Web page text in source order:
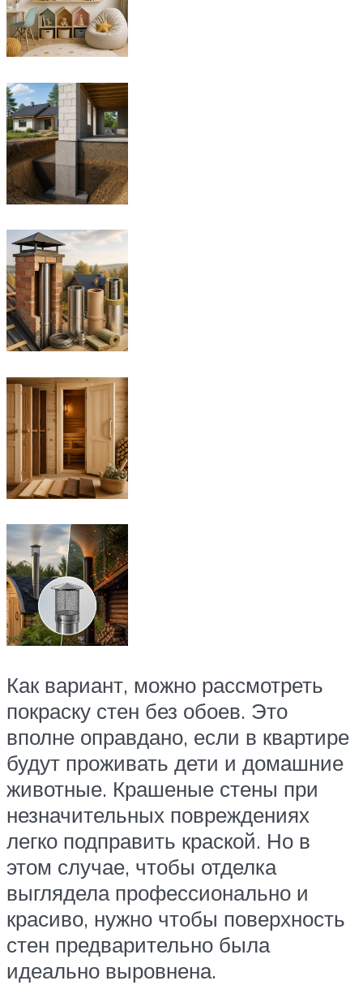
Как вариант, можно рассмотреть
покраску стен без обоев. Это
вполне оправдано, если в квартире
будут проживать дети и домашние
животные. Крашеные стены при
незначительных повреждениях
легко подправить краской. Но в
этом случае, чтобы отделка
выглядела профессионально и
красиво, нужно чтобы поверхность
стен предварительно была
идеально выровнена.